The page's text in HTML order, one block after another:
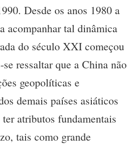
Desde os anos 1980 a
acompanhar tal dinâmica
do século XXI começou
ressaltar que a China não
geopolíticas e
demais países asiáticos
atributos fundamentais
tais como grande